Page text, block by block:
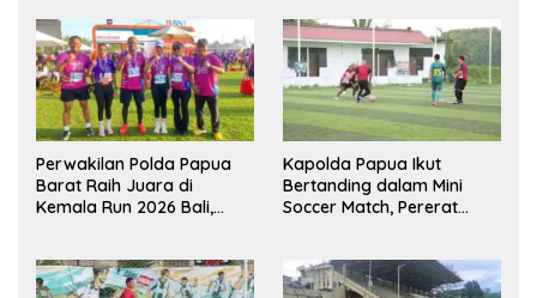
Perwakilan Polda Papua
Barat Raih Juara di
Kemala Run 2026 Bali,
Kapolda Papua Ikut
Bertanding dalam Mini
Soccer Match, Pererat